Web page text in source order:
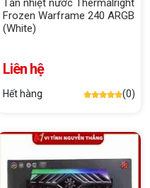
Tản nhiệt nước Thermalright
Frozen Warframe 240 ARGB
(White)
Liên hệ
Hết hàng (0)